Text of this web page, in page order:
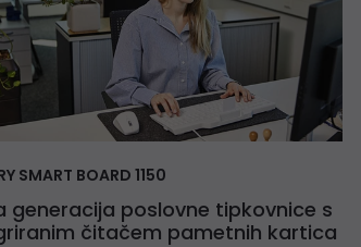
SMART BOARD 1150
generacija poslovne tipkovnice s
čitačem pametnih kartica